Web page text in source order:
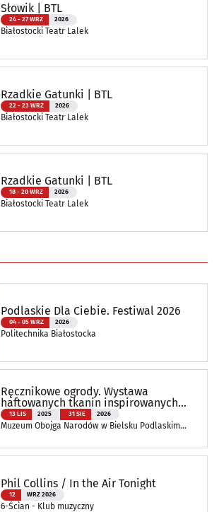
Słowik | BTL
24 - 27 WRZ 2026
Białostocki Teatr Lalek
Rzadkie Gatunki | BTL
22 - 23 WRZ 2026
Białostocki Teatr Lalek
Rzadkie Gatunki | BTL
18 - 20 WRZ 2026
Białostocki Teatr Lalek
Podlaskie Dla Ciebie. Festiwal 2026
04 - 05 WRZ 2026
Politechnika Białostocka
Ręcznikowe ogrody. Wystawa
haftowanych tkanin inspirowanych
naturą
13 LIS 2025 31 SIE 2026
Muzeum Obojga Narodów w Bielsku Podlaskim
Phil Collins / In the Air Tonight
12 WRZ 2026
6-Ścian - Klub muzyczny